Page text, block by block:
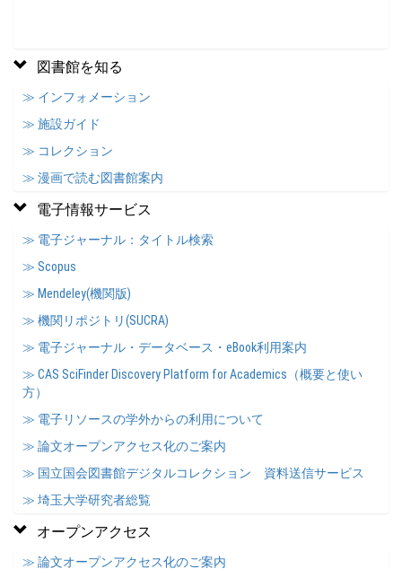
図書館を知る
≫ インフォメーション
≫ 施設ガイド
≫ コレクション
≫ 漫画で読む図書館案内
電子情報サービス
≫ 電子ジャーナル：タイトル検索
≫ Scopus
≫ Mendeley(機関版)
≫ 機関リポジトリ(SUCRA)
≫ 電子ジャーナル・データベース・eBook利用案内
≫ CAS SciFinder Discovery Platform for Academics（概要と使い
方）
≫ 電子リソースの学外からの利用について
≫ 論文オープンアクセス化のご案内
≫ 国立国会図書館デジタルコレクション 資料送信サービス
≫ 埼玉大学研究者総覧
オープンアクセス
≫ 論文オープンアクセス化のご案内